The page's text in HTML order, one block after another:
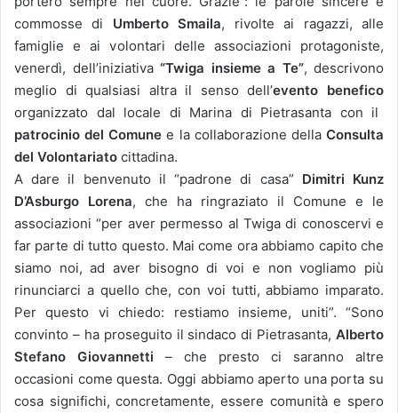
commosse di Umberto Smaila, rivolte ai ragazzi, alle
famiglie e ai volontari delle associazioni protagoniste,
venerdì, dell’iniziativa “Twiga insieme a Te”, descrivono
meglio di qualsiasi altra il senso dell’evento benefico
organizzato dal locale di Marina di Pietrasanta con il
patrocinio del Comune e la collaborazione dellaConsulta
del Volontariato cittadina.
A dare il benvenuto il “padrone di casa” Dimitri Kunz
D’Asburgo Lorena, che ha ringraziato il Comune e le
associazioni “per aver permesso al Twiga di conoscervi e
far parte di tutto questo. Mai come ora abbiamo capito che
siamo noi, ad aver bisogno di voi e non vogliamo più
rinunciarci a quello che, con voi tutti, abbiamo imparato.
Per questo vi chiedo: restiamo insieme, uniti”. “Sono
convinto – ha proseguito il sindaco di Pietrasanta, Alberto
Stefano Giovannetti – che presto ci saranno altre
occasioni come questa. Oggi abbiamo aperto una porta su
cosa significhi, concretamente, essere comunità e spero